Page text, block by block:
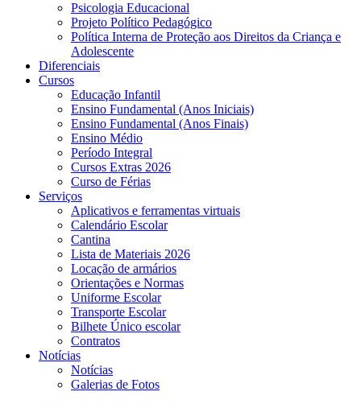
Psicologia Educacional
Projeto Político Pedagógico
Política Interna de Proteção aos Direitos da Criança e
Adolescente
Diferenciais
Cursos
Educação Infantil
Ensino Fundamental (Anos Iniciais)
Ensino Fundamental (Anos Finais)
Ensino Médio
Período Integral
Cursos Extras 2026
Curso de Férias
Serviços
Aplicativos e ferramentas virtuais
Calendário Escolar
Cantina
Lista de Materiais 2026
Locação de armários
Orientações e Normas
Uniforme Escolar
Transporte Escolar
Bilhete Único escolar
Contratos
Notícias
Notícias
Galerias de Fotos